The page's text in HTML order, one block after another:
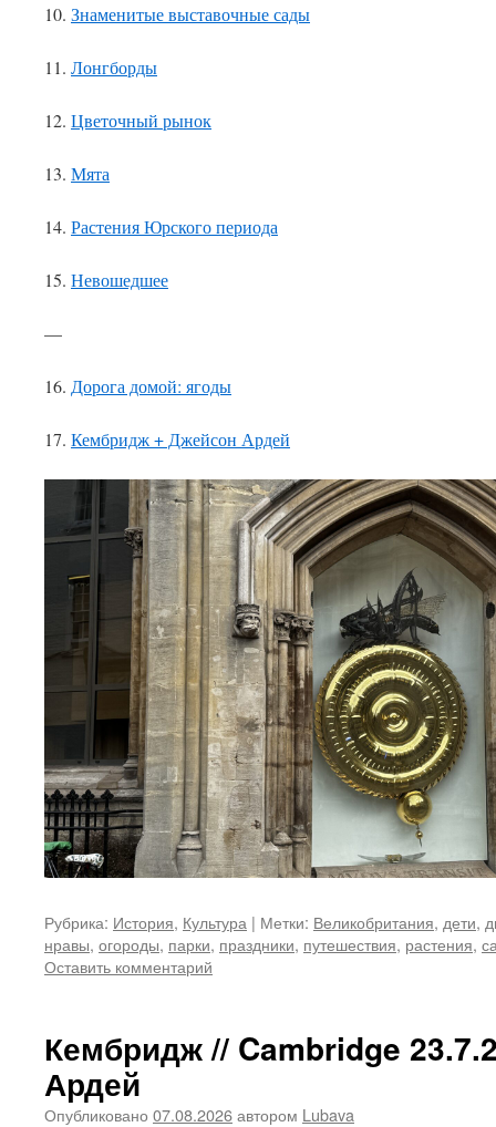
10. Знаменитые выставочные сады
11. Лонгборды
12. Цветочный рынок
13. Мята
14. Растения Юрского периода
15. Невошедшее
—
16. Дорога домой: ягоды
17. Кембридж + Джейсон Ардей
Рубрика: История, Культура | Метки: Великобритания, дети,
нравы, огороды, парки, праздники, путешествия, растения,
Оставить комментарий
Кембридж // Cambridge
Ардей
Опубликовано 07.08.2026автором Lubava